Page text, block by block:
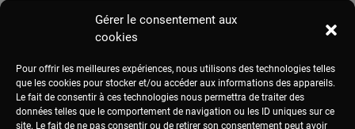
Gérer le consentement aux
cookies
Pour offrir les meilleures expériences, nous utilisons des technologies telles
que les cookies pour stocker et/ou accéder aux informations des appareils.
Le fait de consentir à ces technologies nous permettra de traiter des
données telles que le comportement de navigation ou les ID uniques sur ce
site. Le fait de ne pas consentir ou de retirer son consentement peut avoir
ME CONNECTER
ESPACE PRESSE